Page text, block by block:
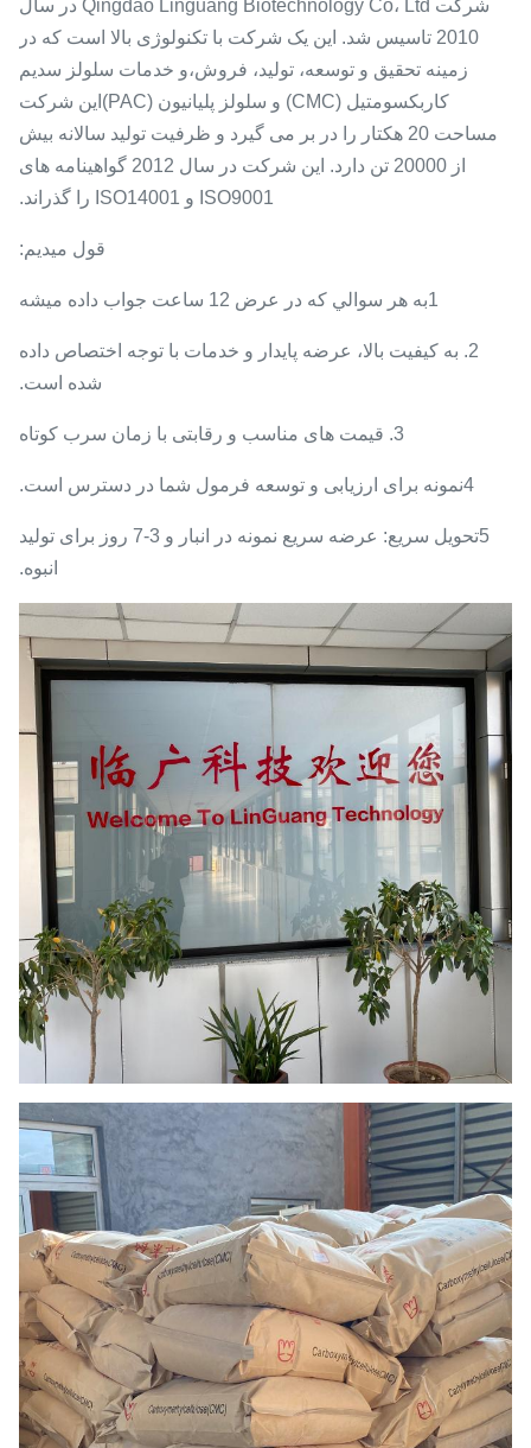
شرکت Qingdao Linguang Biotechnology Co، Ltd در سال
2010 تاسیس شد. این یک شرکت با تکنولوژی بالا است که در
زمینه تحقیق و توسعه، تولید، فروش،و خدمات سلولز سدیم
کاربکسومتیل (CMC) و سلولز پلیانیون (PAC)این شرکت
مساحت 20 هکتار را در بر می گیرد و ظرفیت تولید سالانه بیش
از 20000 تن دارد. این شرکت در سال 2012 گواهینامه های
ISO9001 و ISO14001 را گذراند.
قول ميديم:
1به هر سوالي که در عرض 12 ساعت جواب داده ميشه
2. به کیفیت بالا، عرضه پایدار و خدمات با توجه اختصاص داده
شده است.
3. قیمت های مناسب و رقابتی با زمان سرب کوتاه
4نمونه برای ارزیابی و توسعه فرمول شما در دسترس است.
5تحویل سریع: عرضه سریع نمونه در انبار و 3-7 روز برای تولید
انبوه.